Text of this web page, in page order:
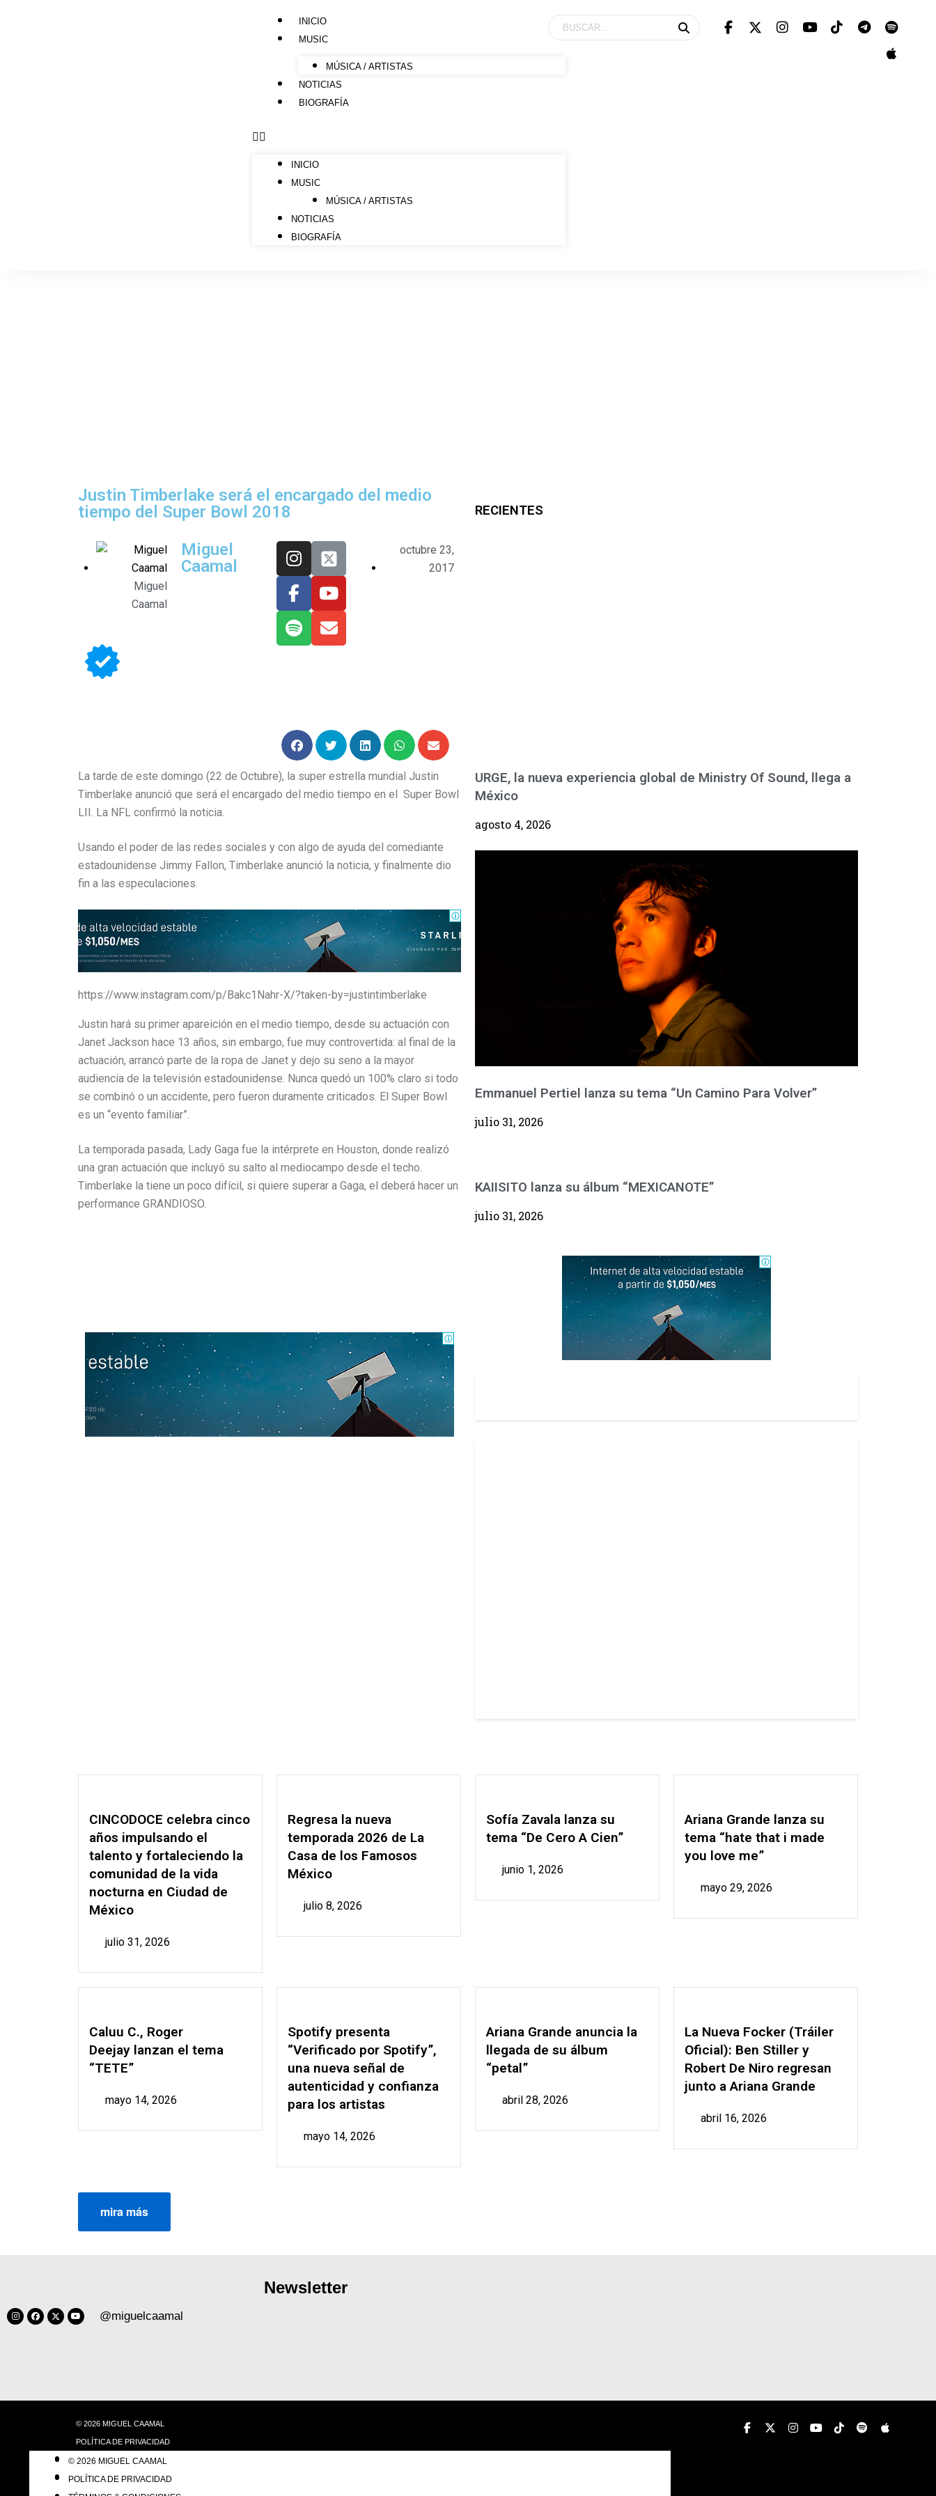
INICIO
MUSIC
MÚSICA / ARTISTAS
NOTICIAS
BIOGRAFÍA
INICIO
MUSIC
MÚSICA / ARTISTAS
NOTICIAS
BIOGRAFÍA
Justin Timberlake será el encargado del medio
tiempo del Super Bowl 2018
Miguel
Caamal
Miguel
Caamal
octubre 23,
2017
La tarde de este domingo (22 de Octubre), la super estrella mundial Justin
Timberlake anunció que será el encargado del medio tiempo en el Super Bowl
LII. La NFL confirmó la noticia.
Usando el poder de las redes sociales y con algo de ayuda del comediante
estadounidense Jimmy Fallon, Timberlake anunció la noticia, y finalmente dio
fin a las especulaciones.
https://www.instagram.com/p/Bakc1Nahr-X/?taken-by=justintimberlake
Justin hará su primer apareición en el medio tiempo, desde su actuación con
Janet Jackson hace 13 años, sin embargo, fue muy controvertida: al final de la
actuación, arrancó parte de la ropa de Janet y dejo su seno a la mayor
audiencia de la televisión estadounidense. Nunca quedó un 100% claro si todo
se combinó o un accidente, pero fueron duramente criticados. El Super Bowl
es un “evento familiar”.
La temporada pasada, Lady Gaga fue la intérprete en Houston, donde realizó
una gran actuación que incluyó su salto al mediocampo desde el techo.
Timberlake la tiene un poco difícil, si quiere superar a Gaga, el deberá hacer un
performance GRANDIOSO.
RECIENTES
URGE, la nueva experiencia global de Ministry Of Sound, llega a
México
agosto 4, 2026
Emmanuel Pertiel lanza su tema “Un Camino Para Volver”
julio 31, 2026
KAIISITO lanza su álbum “MEXICANOTE”
julio 31, 2026
CINCODOCE celebra cinco
años impulsando el
talento y fortaleciendo la
comunidad de la vida
nocturna en Ciudad de
México
julio 31, 2026
Regresa la nueva
temporada 2026 de La
Casa de los Famosos
México
julio 8, 2026
Sofía Zavala lanza su
tema “De Cero A Cien”
junio 1, 2026
Ariana Grande lanza su
tema “hate that i made
you love me”
mayo 29, 2026
Caluu C., Roger
Deejay lanzan el tema
“TETE”
mayo 14, 2026
Spotify presenta
“Verificado por Spotify”,
una nueva señal de
autenticidad y confianza
para los artistas
mayo 14, 2026
Ariana Grande anuncia la
llegada de su álbum
“petal”
abril 28, 2026
La Nueva Focker (Tráiler
Oficial): Ben Stiller y
Robert De Niro regresan
junto a Ariana Grande
abril 16, 2026
mira más
@miguelcaamal
Newsletter
© 2026 MIGUEL CAAMAL
POLÍTICA DE PRIVACIDAD
TÉRMINOS & CONDICIONES
NO VENDO MI INFORMACIÓN
© 2026 MIGUEL CAAMAL
POLÍTICA DE PRIVACIDAD